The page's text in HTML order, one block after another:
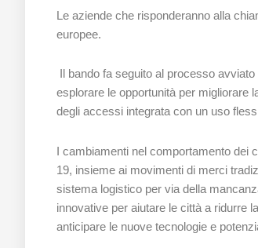
Le aziende che risponderanno alla
europee.
Il bando fa seguito al processo
esplorare le opportunità per migliorare
degli accessi integrata con un uso
I cambiamenti nel comportamento dei
19, insieme ai movimenti di merci
sistema logistico per via della
innovative per aiutare le città a ridurre
anticipare le nuove tecnologie e